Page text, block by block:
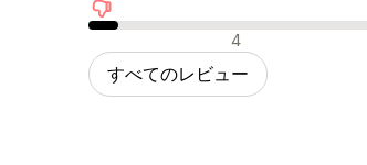
否定的なレビュー4
すべてのレビュー